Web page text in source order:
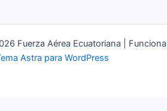
Fuerza Aérea Ecuatoriana | Funciona
Astra para WordPress